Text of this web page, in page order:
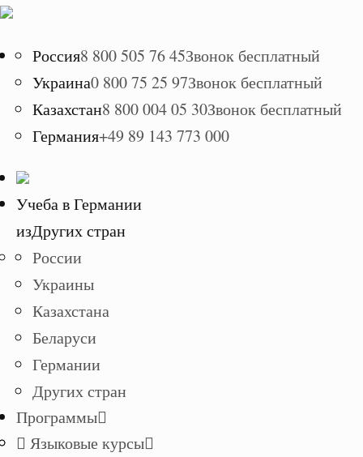
Россия8 800 505 76 45Звонок бесплатный
Украина0 800 75 25 97Звонок бесплатный
Казахстан8 800 004 05 30Звонок бесплатный
Германия+49 89 143 773 000
Учеба в Германии
изДругих стран
России
Украины
Казахстана
Беларуси
Германии
Других стран
Программы
Языковые курсы